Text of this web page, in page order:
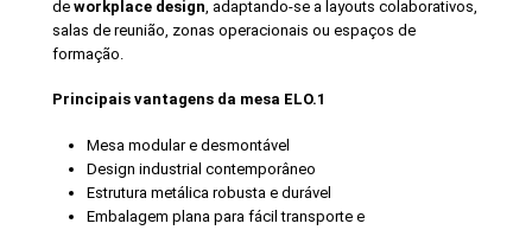
de workplace design , adaptando-se a layouts colaborativos,
salas de reunião, zonas operacionais ou espaços de
formação.
Principais vantagens da mesa ELO.1
Mesa modular e desmontável
Design industrial contemporâneo
Estrutura metálica robusta e durável
Embalagem plana para fácil transporte e